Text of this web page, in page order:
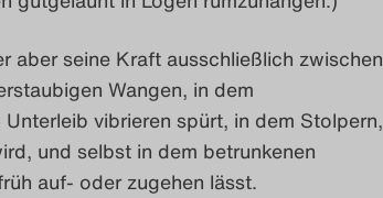
aber seine Kraft ausschließlich zwischen
Wangen, in dem
vibrieren spürt, in dem Stolpern,
und selbst in dem betrunkenen
auf- oder zugehen lässt.